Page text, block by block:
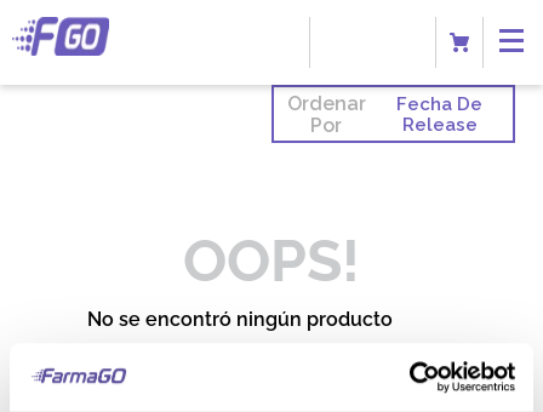
Ordenar
Por
Fecha De
Release
OOPS!
No se encontró ningún producto